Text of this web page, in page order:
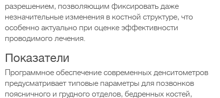
разрешением, позволяющим фиксировать даже
незначительные изменения в костной структуре, что
особенно актуально при оценке эффективности
проводимого лечения.
Показатели
Программное обеспечение современных денситометров
предусматривает типовые параметры для позвонков
поясничного и грудного отделов, бедренных костей,